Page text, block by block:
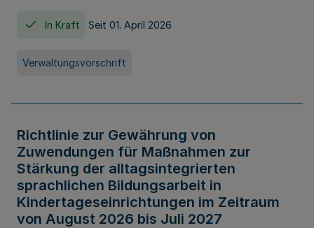
In Kraft Seit 01. April 2026
Verwaltungsvorschrift
Richtlinie zur Gewährung von
Zuwendungen für Maßnahmen zur
Stärkung der alltagsintegrierten
sprachlichen Bildungsarbeit in
Kindertageseinrichtungen im Zeitraum
von August 2026 bis Juli 2027